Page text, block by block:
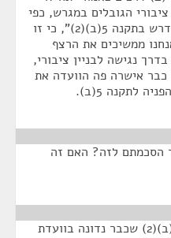
הגובלים במגרש, כפי
שמתואר במפת איתור העבודה כנדרש בתקנה 5(ב)(2)", כי זו
ממשיכים את הרצף
נגישה לבניין ציבורי,
כבר אישרה פה הוועדה את
לתקנה 5(ב).
הסכמתם לזה? האם זה
הנציבות שלחה לנו נוסח תקנה 5(ב)(2) שכבר נדונה בוועדת